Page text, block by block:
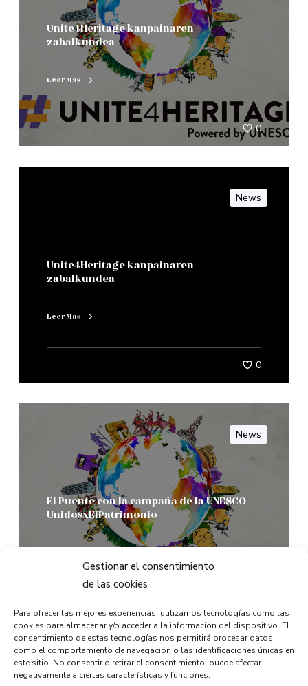
Gestionar el consentimiento
de las cookies
Para ofrecer las mejores experiencias, utilizamos tecnologías como las
cookies para almacenar y/o acceder a la información del dispositivo. El
consentimiento de estas tecnologías nos permitirá procesar datos
como el comportamiento de navegación o las identificaciones únicas en
este sitio. No consentir o retirar el consentimiento, puede afectar
negativamente a ciertas características y funciones.
Unite4Heritage kanpainaren
zabalkundea
Leer Mas
0
News
Unite4Heritage kanpainaren
zabalkundea
Leer Mas
0
News
El Puente con la campaña de la UNESCO
UnidosxElPatrimonio